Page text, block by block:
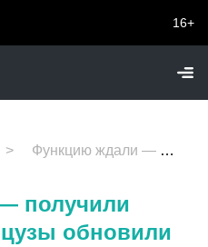
16+
Функцию ждали — получили спустя год: французы обновили свой ретро-электрокар
получили
обновили